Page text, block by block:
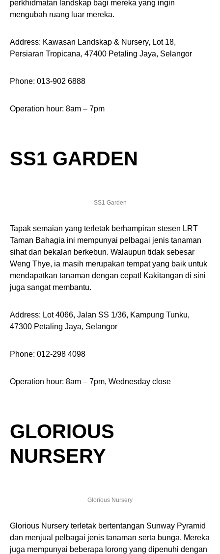
perkhidmatan landskap bagi mereka yang ingin
mengubah ruang luar mereka.
Address: Kawasan Landskap & Nursery, Lot 18,
Persiaran Tropicana, 47400 Petaling Jaya, Selangor
Phone: 013-902 6888
Operation hour: 8am – 7pm
SS1 GARDEN
SS1 Garden
Tapak semaian yang terletak berhampiran stesen LRT
Taman Bahagia ini mempunyai pelbagai jenis tanaman
sihat dan bekalan berkebun. Walaupun tidak sebesar
Weng Thye, ia masih merupakan tempat yang baik untuk
mendapatkan tanaman dengan cepat! Kakitangan di sini
juga sangat membantu.
Address: Lot 4066, Jalan SS 1/36, Kampung Tunku,
47300 Petaling Jaya, Selangor
Phone: 012-298 4098
Operation hour: 8am – 7pm, Wednesday close
GLORIOUS
NURSERY
Glorious Nursery
Glorious Nursery terletak bertentangan Sunway Pyramid
dan menjual pelbagai jenis tanaman serta bunga. Mereka
juga mempunyai beberapa lorong yang dipenuhi dengan